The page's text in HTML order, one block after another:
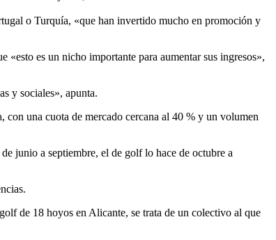
o Turquía, «que han invertido mucho en promoción y
«esto es un nicho importante para aumentar sus ingresos»,
y sociales», apunta.
con una cuota de mercado cercana al 40 % y un volumen
junio a septiembre, el de golf lo hace de octubre a
de 18 hoyos en Alicante, se trata de un colectivo al que